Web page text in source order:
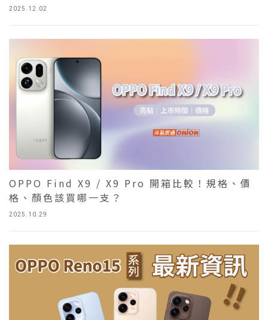
2025.12.02
2025.10.29
OPPO Find X9 / X9 Pro 開箱比較！規格、價
格、顏色該買哪一支？